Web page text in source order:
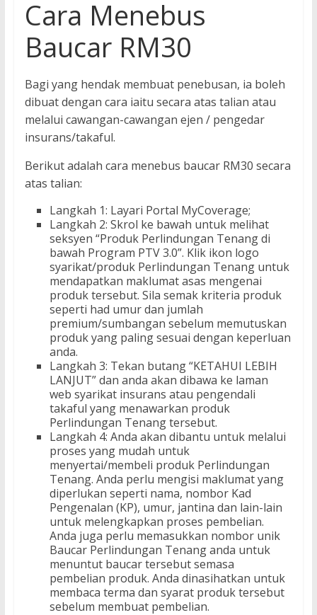
Cara Menebus
Baucar RM30
Bagi yang hendak membuat penebusan, ia boleh
dibuat dengan cara iaitu secara atas talian atau
melalui cawangan-cawangan ejen / pengedar
insurans/takaful.
Berikut adalah cara menebus baucar RM30 secara
atas talian:
Langkah 1: Layari Portal MyCoverage;
Langkah 2: Skrol ke bawah untuk melihat
seksyen “Produk Perlindungan Tenang di
bawah Program PTV 3.0”. Klik ikon logo
syarikat/produk Perlindungan Tenang untuk
mendapatkan maklumat asas mengenai
produk tersebut. Sila semak kriteria produk
seperti had umur dan jumlah
premium/sumbangan sebelum memutuskan
produk yang paling sesuai dengan keperluan
anda.
Langkah 3: Tekan butang “KETAHUI LEBIH
LANJUT” dan anda akan dibawa ke laman
web syarikat insurans atau pengendali
takaful yang menawarkan produk
Perlindungan Tenang tersebut.
Langkah 4: Anda akan dibantu untuk melalui
proses yang mudah untuk
menyertai/membeli produk Perlindungan
Tenang. Anda perlu mengisi maklumat yang
diperlukan seperti nama, nombor Kad
Pengenalan (KP), umur, jantina dan lain-lain
untuk melengkapkan proses pembelian.
Anda juga perlu memasukkan nombor unik
Baucar Perlindungan Tenang anda untuk
menuntut baucar tersebut semasa
pembelian produk. Anda dinasihatkan untuk
membaca terma dan syarat produk tersebut
sebelum membuat pembelian.